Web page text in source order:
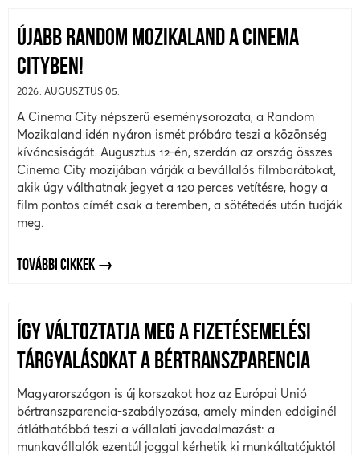
ÚJABB RANDOM MOZIKALAND A CINEMA
CITYBEN!
2026. AUGUSZTUS 05.
A Cinema City népszerű eseménysorozata, a Random
Mozikaland idén nyáron ismét próbára teszi a közönség
kíváncsiságát. Augusztus 12-én, szerdán az ország összes
Cinema City mozijában várják a bevállalós filmbarátokat,
akik úgy válthatnak jegyet a 120 perces vetítésre, hogy a
film pontos címét csak a teremben, a sötétedés után tudják
meg.
TOVÁBBI CIKKEK
ÍGY VÁLTOZTATJA MEG A FIZETÉSEMELÉSI
TÁRGYALÁSOKAT A BÉRTRANSZPARENCIA
Magyarországon is új korszakot hoz az Európai Unió
bértranszparencia-szabályozása, amely minden eddiginél
átláthatóbbá teszi a vállalati javadalmazást: a
munkavállalók ezentúl joggal kérhetik ki munkáltatójuktól